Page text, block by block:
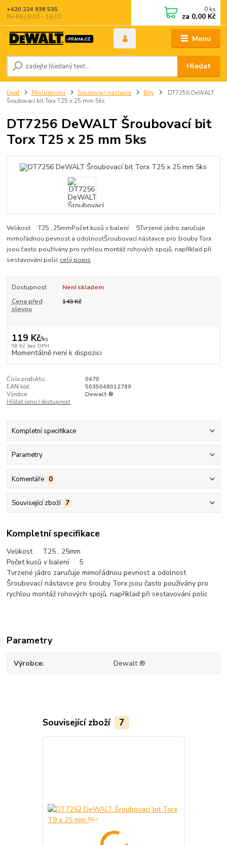
Menu
Hledat
+420 224 936 535
Po–Pá | 9:00 – 16:00
0 ks
za 0,00 Kč
Úvod Příslušenství Šroubovací nástavce Bity
DT7256 DeWALT
Šroubovací bit Torx T25 x 25 mm 5ks
DT7256 DeWALT Šroubovací bit
Torx T25 x 25 mm 5ks
Velikost T25 , 25mmPočet kusů v balení 5Tvrzené jádro zaručuje
mimořádnou pevnost a odolnostŠroubovací nástavce pro šrouby Torx
jsou často používány pro rychlou montáž rohových spojů, například při
sestavování polic celý popis
Dostupnost
Není skladem
Cena před
slevou
143 Kč
119 Kč/ks
98 Kč bez DPH
Momentálně není k dispozici
Číslo produktu:
0470
EAN kód:
5035048012789
Výrobce:
Dewalt ®
Hlídat cenu / dostupnost
Kompletní specifikace
Parametry
Komentáře 0
Související zboží 7
Kompletní specifikace
Velikost T25 , 25mm
Počet kusů v balení 5
Tvrzené jádro zaručuje mimořádnou pevnost a odolnost
Šroubovací nástavce pro šrouby Torx jsou často používány pro
rychlou montáž rohových spojů, například při sestavování polic
Parametry
Výrobce Dewalt ®
Související zboží 7